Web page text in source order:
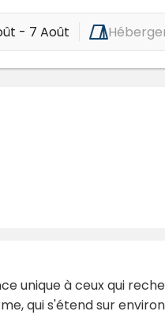
- 7 Août
unique à ceux qui
qui s'étend sur